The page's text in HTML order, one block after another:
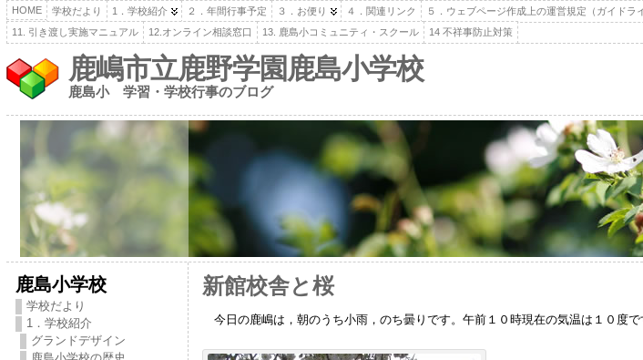
HOME 学校だより 1．学校紹介 ２．年間行事予定 ３．お便り ４．関連リンク ５．ウェブページ作成上の運営規定（ガイドラ
11. 引き渡し実施マニュアル
12.オンライン相談窓口 13. 鹿島小コミュニティ・スクール 14 不祥事防止対策
鹿嶋市立鹿野学園鹿島小学校
鹿島小 学習・学校行事のブログ
鹿島小学校
学校だより
1．学校紹介
グランドデザイン
新館校舎と桜
今日の鹿嶋は，朝のうち小雨，のち曇りです。午前１０時現在の気温は１０度